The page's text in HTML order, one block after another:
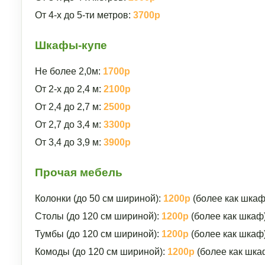
От 4-х до 5-ти метров: 3700р
Шкафы-купе
Не более 2,0м: 1700р
От 2-х до 2,4 м: 2100р
От 2,4 до 2,7 м: 2500р
От 2,7 до 3,4 м: 3300р
От 3,4 до 3,9 м: 3900р
Прочая мебель
Колонки (до 50 см шириной): 1200р (более как
Столы (до 120 см шириной): 1200р (более как
Тумбы (до 120 см шириной): 1200р (более как
Комоды (до 120 см шириной): 1200р (более как